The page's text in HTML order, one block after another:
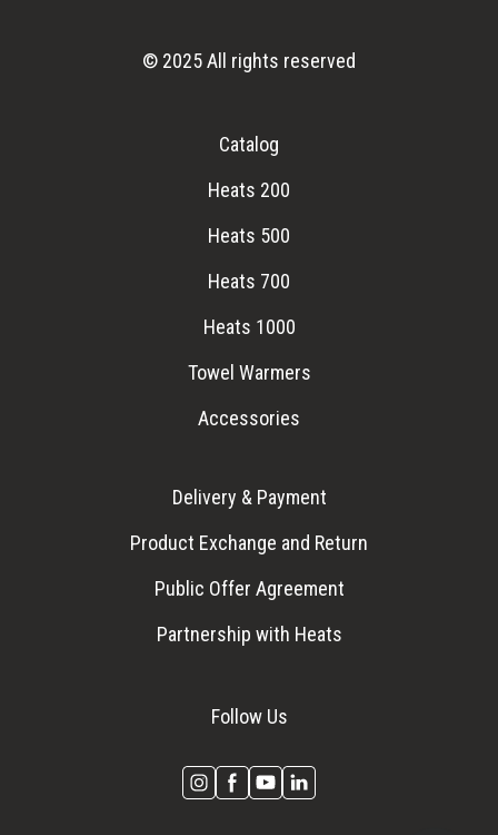
© 2025 All rights reserved
Catalog
Heats 200
Heats 500
Heats 700
Heats 1000
Towel Warmers
Accessories
Delivery & Payment
Product Exchange and Return
Public Offer Agreement
Partnership with Heats
Follow Us